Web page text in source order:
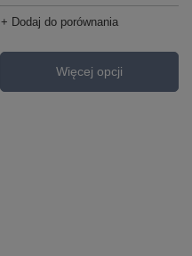
+ Dodaj do porównania
Więcej opcji